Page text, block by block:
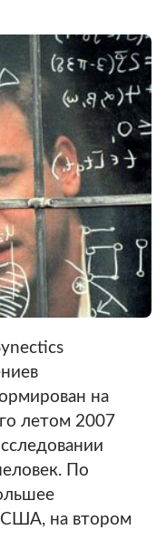
на
летом 2007
По
США, на втором